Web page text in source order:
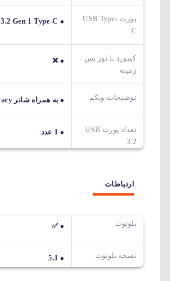
پورت USB Type-
C
USB 3.2 Gen 1 Type-C
کیبورد با نور پس
زمینه
❌
توضیحات وبکم به همراه شاتر Privacy
تعداد پورت USB
3.2
1 عدد
ارتباطات
بلوتوث ✅
نسخه بلوتوث 5.1